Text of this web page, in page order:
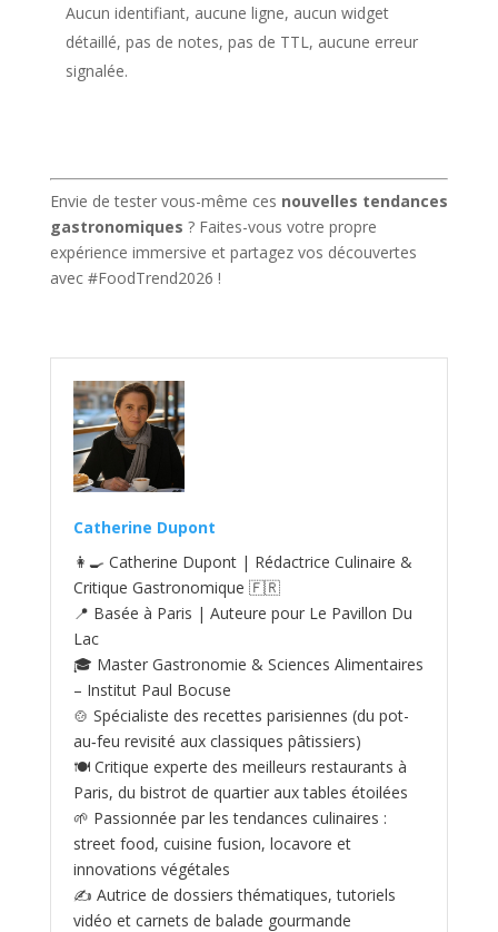
Aucun identifiant, aucune ligne, aucun widget
détaillé, pas de notes, pas de TTL, aucune erreur
signalée.
Envie de tester vous-même ces nouvelles tendances
gastronomiques ? Faites-vous votre propre
expérience immersive et partagez vos découvertes
avec #FoodTrend2026 !
Catherine Dupont
👩‍🍳 Catherine Dupont | Rédactrice Culinaire &
Critique Gastronomique 🇫🇷
📍 Basée à Paris | Auteure pour Le Pavillon Du
Lac
🎓 Master Gastronomie & Sciences Alimentaires
– Institut Paul Bocuse
🍲 Spécialiste des recettes parisiennes (du pot-
au‑feu revisité aux classiques pâtissiers)
🍽️ Critique experte des meilleurs restaurants à
Paris, du bistrot de quartier aux tables étoilées
🌱 Passionnée par les tendances culinaires :
street food, cuisine fusion, locavore et
innovations végétales
✍️ Autrice de dossiers thématiques, tutoriels
vidéo et carnets de balade gourmande